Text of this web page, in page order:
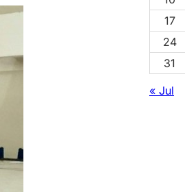
17
24
31
« Jul